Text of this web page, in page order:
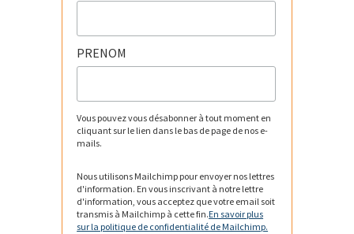
PRENOM
Vous pouvez vous désabonner à tout moment en
cliquant sur le lien dans le bas de page de nos e-
mails.
Nous utilisons Mailchimp pour envoyer nos lettres
d'information. En vous inscrivant à notre lettre
d'information, vous acceptez que votre email soit
transmis à Mailchimp à cette fin.En savoir plus
sur la politique de confidentialité de Mailchimp.